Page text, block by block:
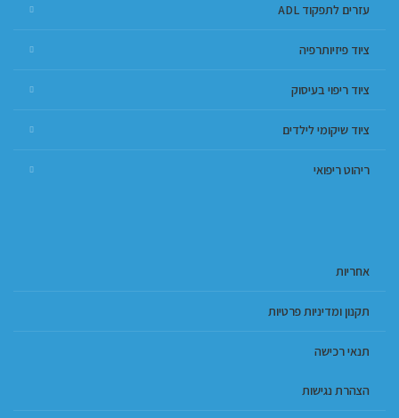
עזרים לתפקוד ADL
ציוד פיזיותרפיה
ציוד ריפוי בעיסוק
ציוד שיקומי לילדים
ריהוט ריפואי
אחריות
תקנון ומדיניות פרטיות
תנאי רכישה
הצהרת נגישות